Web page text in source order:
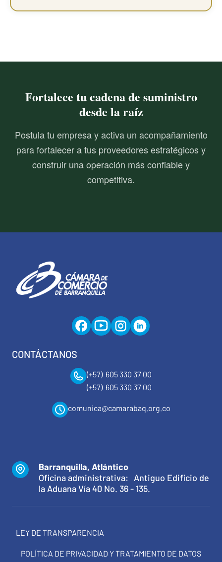
Fortalece tu cadena de suministro
desde la raíz
Postula tu empresa y activa un acompañamiento
para fortalecer a tus proveedores estratégicos y
construir una operación más confiable y
competitiva.
CONTÁCTANOS
(+57) 605 330 37 00
(+57) 605 330 37 00
comunica@camarabaq.org.co
Barranquilla, Atlántico
Oficina administrativa: Antiguo Edificio de
la Aduana Vía 40 No. 36 - 135.
LEY DE TRANSPARENCIA
POLÍTICA DE PRIVACIDAD Y TRATAMIENTO DE DATOS